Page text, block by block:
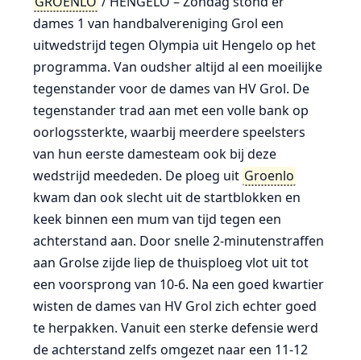
dames 1 van handbalvereniging Grol een
uitwedstrijd tegen Olympia uit Hengelo op het
programma. Van oudsher altijd al een moeilijke
tegenstander voor de dames van HV Grol. De
tegenstander trad aan met een volle bank op
oorlogssterkte, waarbij meerdere speelsters
van hun eerste damesteam ook bij deze
wedstrijd meededen. De ploeg uit Groenlo
kwam dan ook slecht uit de startblokken en
keek binnen een mum van tijd tegen een
achterstand aan. Door snelle 2-minutenstraffen
aan Grolse zijde liep de thuisploeg vlot uit tot
een voorsprong van 10-6. Na een goed kwartier
wisten de dames van HV Grol zich echter goed
te herpakken. Vanuit een sterke defensie werd
de achterstand zelfs omgezet naar een 11-12